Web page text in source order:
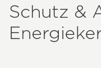
Schutz &